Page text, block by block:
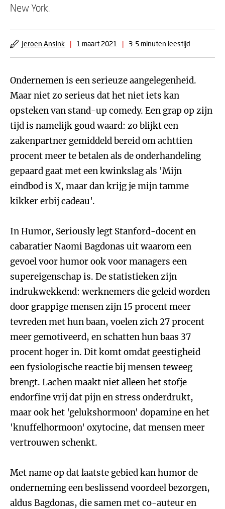
New York.
Jeroen Ansink | 1 maart 2021 | 3-5 minuten leestijd
Ondernemen is een serieuze aangelegenheid.
Maar niet zo serieus dat het niet iets kan
opsteken van stand-up comedy. Een grap op zijn
tijd is namelijk goud waard: zo blijkt een
zakenpartner gemiddeld bereid om achttien
procent meer te betalen als de onderhandeling
gepaard gaat met een kwinkslag als 'Mijn
eindbod is X, maar dan krijg je mijn tamme
kikker erbij cadeau'.
In Humor, Seriously legt Stanford-docent en
cabaratier Naomi Bagdonas uit waarom een
gevoel voor humor ook voor managers een
supereigenschap is. De statistieken zijn
indrukwekkend: werknemers die geleid worden
door grappige mensen zijn 15 procent meer
tevreden met hun baan, voelen zich 27 procent
meer gemotiveerd, en schatten hun baas 37
procent hoger in. Dit komt omdat geestigheid
een fysiologische reactie bij mensen teweeg
brengt. Lachen maakt niet alleen het stofje
endorfine vrij dat pijn en stress onderdrukt,
maar ook het 'gelukshormoon' dopamine en het
'knuffelhormoon' oxytocine, dat mensen meer
vertrouwen schenkt.
Met name op dat laatste gebied kan humor de
onderneming een beslissend voordeel bezorgen,
aldus Bagdonas, die samen met co-auteur en